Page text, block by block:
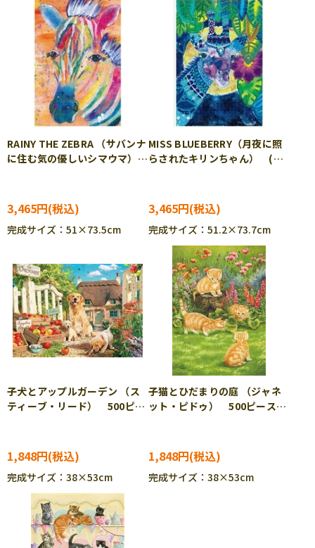
RAINY THE ZEBRA （サバンナ
に住む気の優しいシマウマ）
622
3,465円
完成サイズ：51×73.5cm
MISS BLUEBERRY（月夜に照
らされたキリンちゃん） (サ
3,465円
完成サイズ：51.2×73.7cm
子犬とアップルガーデン （ス
ティーブ・リード） 500ピー
1,848円
完成サイズ：38×53cm
子猫とひだまりの庭 （ジャネ
ット・ピドゥ） 500ピース
1,848円
完成サイズ：38×53cm